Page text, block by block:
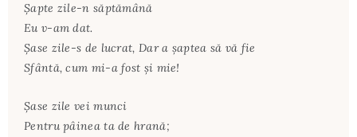
Șapte zile-n săptămână
Eu v-am dat.
Șase zile-s de lucrat, Dar a șaptea să vă fie
Sfântă, cum mi-a fost și mie!
Șase zile vei munci
Pentru pâinea ta de hrană;